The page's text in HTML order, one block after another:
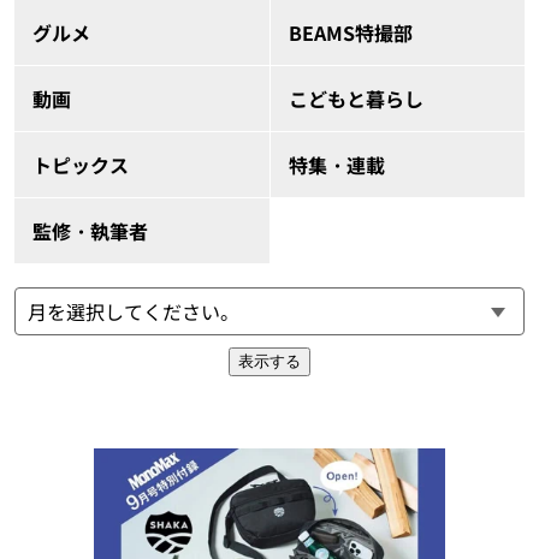
グルメ BEAMS特撮部
動画 こどもと暮らし
トピックス 特集・連載
監修・執筆者
表示する